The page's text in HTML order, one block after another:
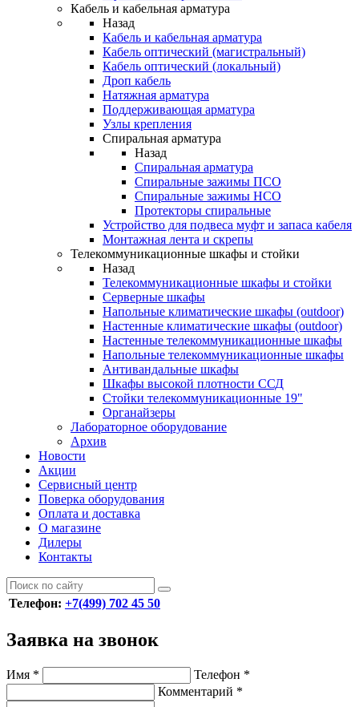
Кабель и кабельная арматура
Назад
Кабель и кабельная арматура
Кабель оптический (магистральный)
Кабель оптический (локальный)
Дроп кабель
Натяжная арматура
Поддерживающая арматура
Узлы крепления
Спиральная арматура
Назад
Спиральная арматура
Спиральные зажимы ПСО
Спиральные зажимы НСО
Протекторы спиральные
Устройство для подвеса муфт и запаса кабеля
Монтажная лента и скрепы
Телекоммуникационные шкафы и стойки
Назад
Телекоммуникационные шкафы и стойки
Серверные шкафы
Напольные климатические шкафы (outdoor)
Настенные климатические шкафы (outdoor)
Настенные телекоммуникационные шкафы
Напольные телекоммуникационные шкафы
Антивандальные шкафы
Шкафы высокой плотности ССД
Стойки телекоммуникационные 19"
Органайзеры
Лабораторное оборудование
Архив
Новости
Акции
Сервисный центр
Поверка оборудования
Оплата и доставка
О магазине
Дилеры
Контакты
Телефон: +7(499) 702 45 50
Заявка на звонок
Имя * Телефон *
Комментарий *